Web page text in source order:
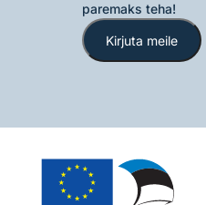
paremaks teha!
Kirjuta meile